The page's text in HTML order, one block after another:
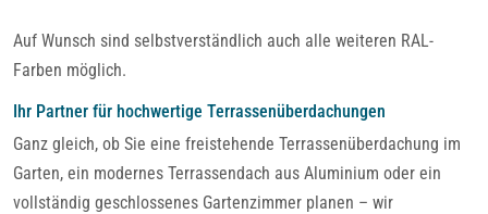
Auf Wunsch sind selbstverständlich auch alle weiteren RAL-
Farben möglich.
Ihr Partner für hochwertige Terrassenüberdachungen
Ganz gleich, ob Sie eine freistehende Terrassenüberdachung im
Garten, ein modernes Terrassendach aus Aluminium oder ein
vollständig geschlossenes Gartenzimmer planen – wir